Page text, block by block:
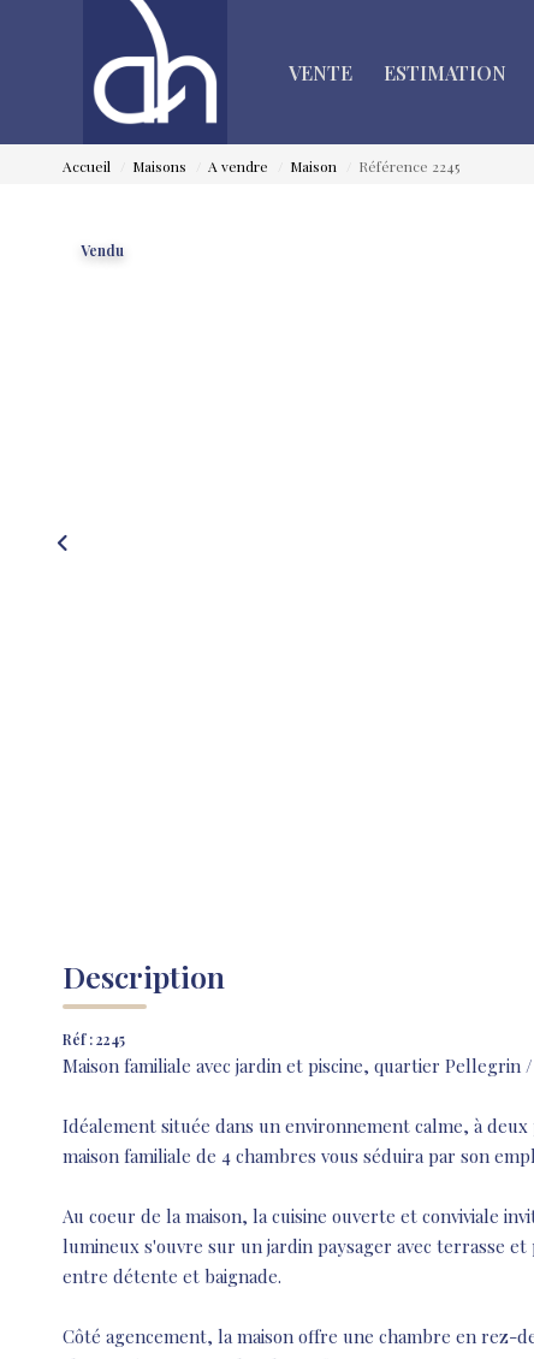
VENTE ESTIMATION
Accueil Maisons A vendre Maison Référence 2245
Vendu
Description
Réf : 2245
Maison familiale avec jardin et piscine, quartier Pellegrin
Idéalement située dans un environnement calme, à
maison familiale de 4 chambres vous séduira par son
Au coeur de la maison, la cuisine ouverte et conviviale
lumineux s'ouvre sur un jardin paysager avec terrasse
entre détente et baignade.
Côté agencement, la maison offre une chambre en rez-